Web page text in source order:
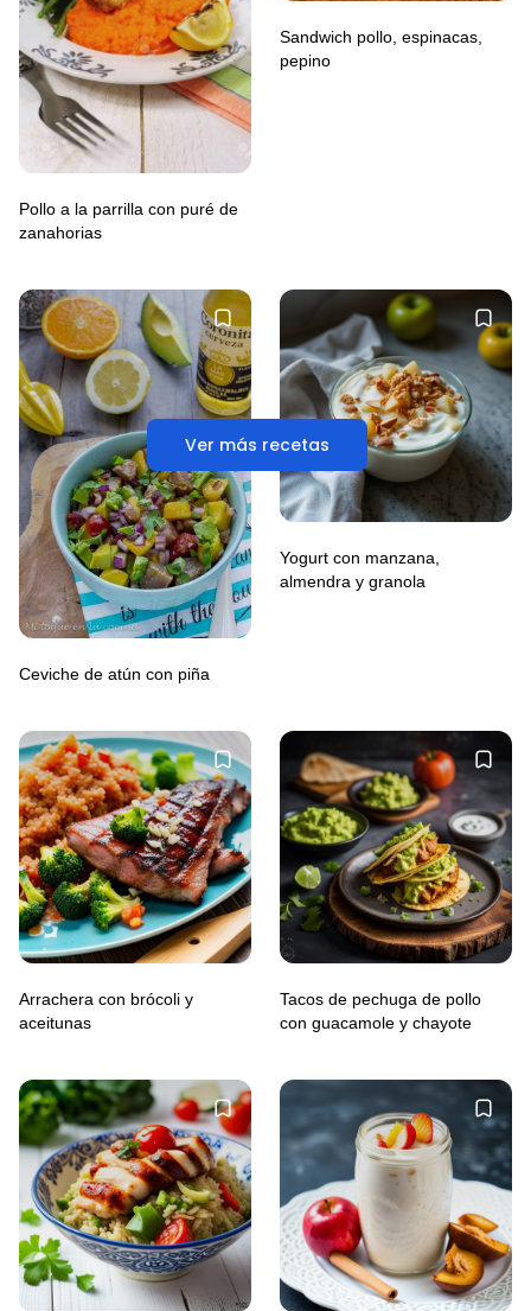
Ver más recetas
Pollo a la parrilla con puré de
zanahorias
Sandwich pollo, espinacas,
pepino
Ceviche de atún con piña
Yogurt con manzana,
almendra y granola
Arrachera con brócoli y
aceitunas
Tacos de pechuga de pollo
con guacamole y chayote